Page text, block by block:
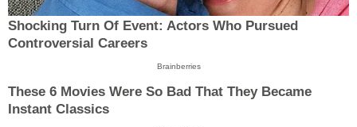
Shocking Turn Of Event: Actors Who Pursued
Controversial Careers
Brainberries
These 6 Movies Were So Bad That They Became
Instant Classics